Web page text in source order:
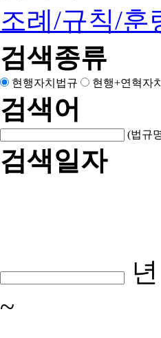
조례/규칙/훈
검색종류
현행자치법규 현행+연혁자
검색어
(법규
검색일자
년
~